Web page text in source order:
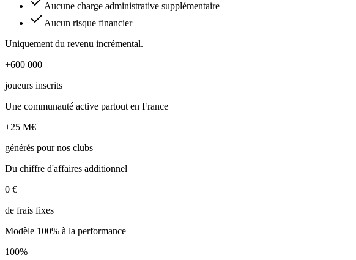
Aucune charge administrative supplémentaire
Aucun risque financier
Uniquement du revenu incrémental.
+600 000
joueurs inscrits
Une communauté active partout en France
+25 M€
générés pour nos clubs
Du chiffre d'affaires additionnel
0 €
de frais fixes
Modèle 100% à la performance
100%